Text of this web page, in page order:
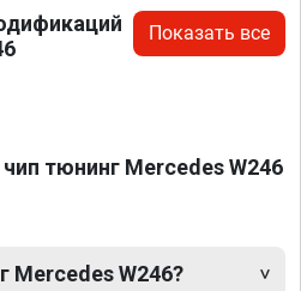
Показать все
тюнинг Mercedes W246
Mercedes W246?